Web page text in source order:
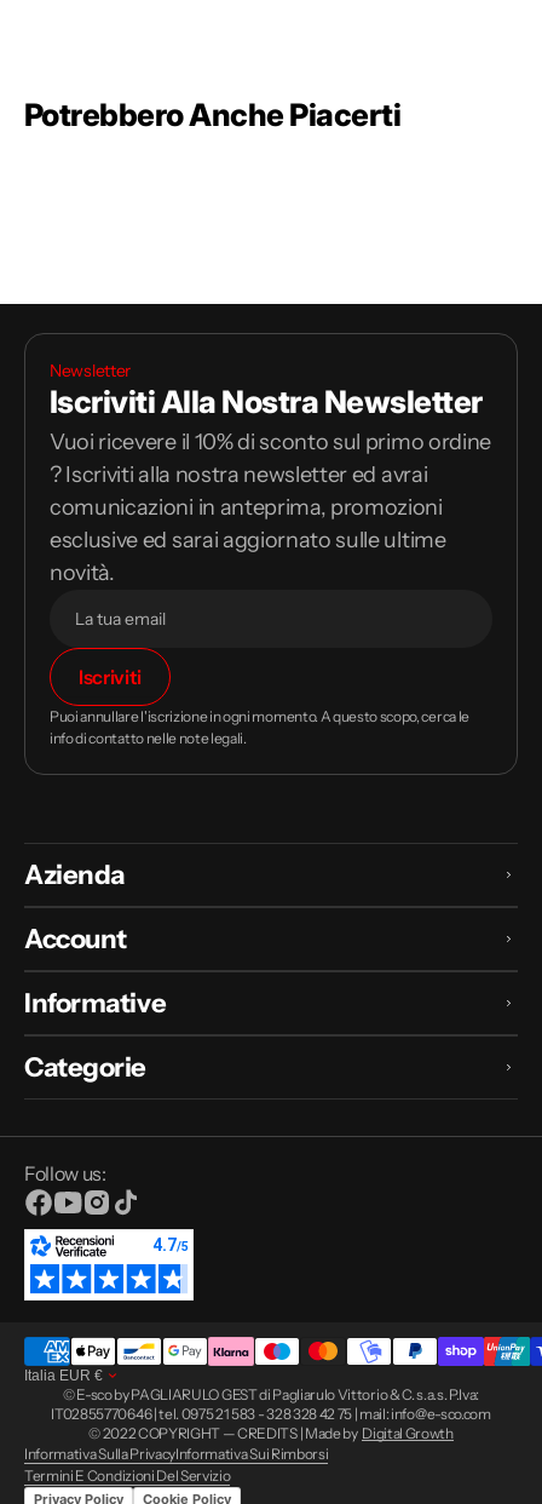
Potrebbero Anche Piacerti
Newsletter
Iscriviti Alla Nostra Newsletter
Vuoi ricevere il 10% di sconto sul primo ordine
? Iscriviti alla nostra newsletter ed avrai
comunicazioni in anteprima, promozioni
esclusive ed sarai aggiornato sulle ultime
novità.
Il
tuo
indirizzo
email
Iscriviti
Puoi annullare l'iscrizione in ogni momento. A questo scopo, cerca le
info di contatto nelle note legali.
Azienda
Account
Informative
Categorie
Follow us:
Facebook
YouTube
Instagram
TikTok
Italia EUR €
Informativa Sulla PrivacyInformativa Sui Rimborsi
Termini E Condizioni Del Servizio
Privacy Policy Cookie Policy
© E-sco by PAGLIARULO GEST di Pagliarulo Vittorio & C. s.a.s. P.Iva:
IT02855770646 | tel. 0975 21 583 - 328 328 42 75 | mail: info@e-sco.com
© 2022 COPYRIGHT — CREDITS | Made by Digital Growth